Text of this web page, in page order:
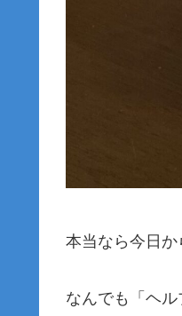
本当なら今日
なんでも「ヘ